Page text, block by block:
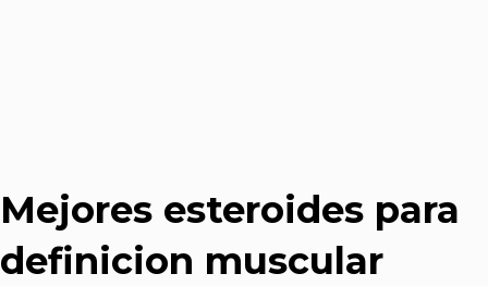
Mejores esteroides para
definicion muscular